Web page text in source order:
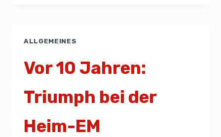
ALLGEMEINES
Vor 10 Jahren:
Triumph bei der
Heim-EM